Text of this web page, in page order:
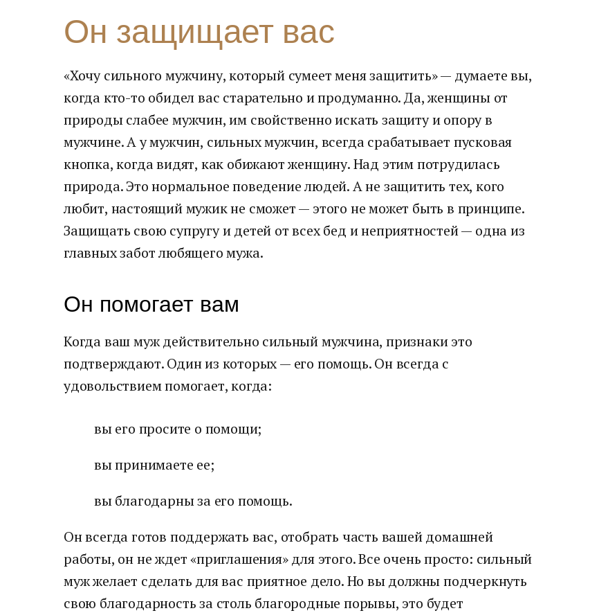
Он защищает вас
«Хочу сильного мужчину, который сумеет меня защитить» — думаете вы,
когда кто-то обидел вас старательно и продуманно. Да, женщины от
природы слабее мужчин, им свойственно искать защиту и опору в
мужчине. А у мужчин, сильных мужчин, всегда срабатывает пусковая
кнопка, когда видят, как обижают женщину. Над этим потрудилась
природа. Это нормальное поведение людей. А не защитить тех, кого
любит, настоящий мужик не сможет — этого не может быть в принципе.
Защищать свою супругу и детей от всех бед и неприятностей — одна из
главных забот любящего мужа.
Он помогает вам
Когда ваш муж действительно сильный мужчина, признаки это
подтверждают. Один из которых — его помощь. Он всегда с
удовольствием помогает, когда:
вы его просите о помощи;
вы принимаете ее;
вы благодарны за его помощь.
Он всегда готов поддержать вас, отобрать часть вашей домашней
работы, он не ждет «приглашения» для этого. Все очень просто: сильный
муж желает сделать для вас приятное дело. Но вы должны подчеркнуть
свою благодарность за столь благородные порывы, это будет